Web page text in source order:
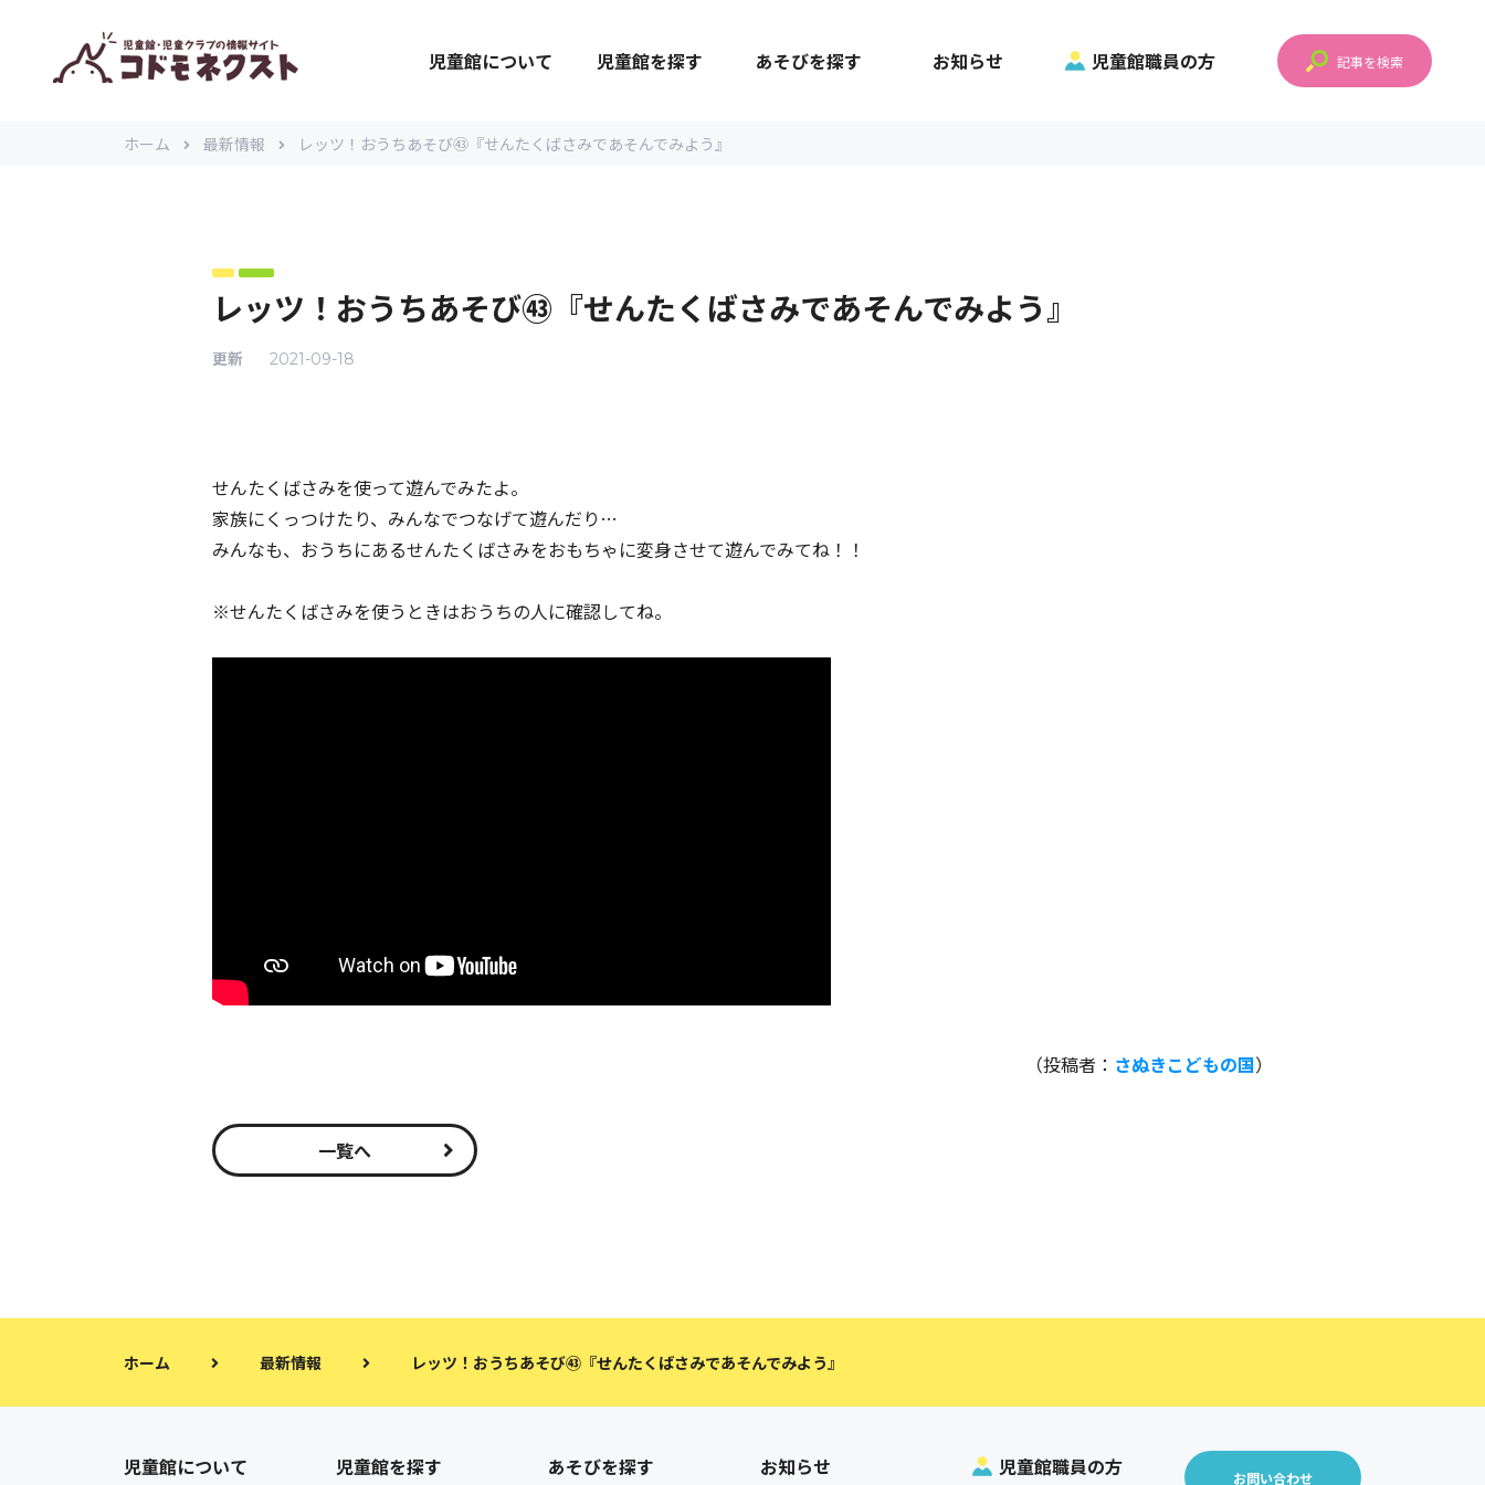
児童館について 児童館を探す あそびを探す お知らせ 児童館職員の方 記事を検索
ホーム 最新情報 レッツ！おうちあそび㊸『せんたくばさみであそんでみよう』
レッツ！おうちあそび㊸『せんたくばさみであそんでみよう』
更新 2021-09-18
せんたくばさみを使って遊んでみたよ。
家族にくっつけたり、みんなでつなげて遊んだり…
みんなも、おうちにあるせんたくばさみをおもちゃに変身させて遊んでみてね！！
※せんたくばさみを使うときはおうちの人に確認してね。
（投稿者： さぬきこどもの国）
一覧へ
ホーム 最新情報 レッツ！おうちあそび㊸『せんたくばさみであそんでみよう』
児童館について 児童館を探す あそびを探す お知らせ 児童館職員の方 お問い合わせ